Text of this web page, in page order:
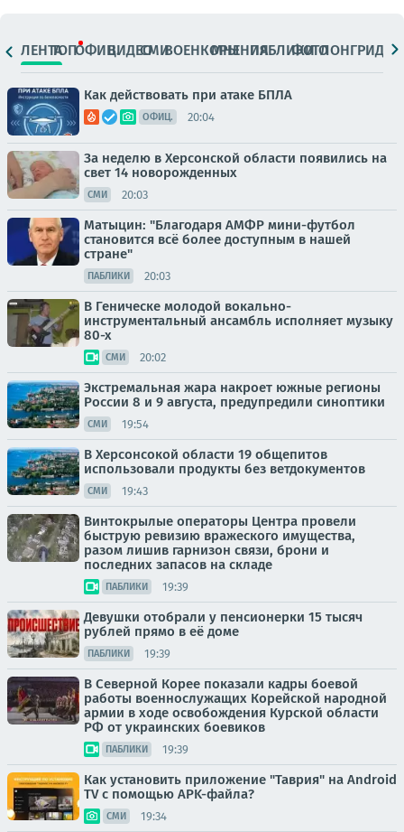
ЛЕНТАТОПОФИЦ.ВИДЕОСМИВОЕНКОРЫМНЕНИЯПАБЛИКИ
ФОТОЛОНГРИДЫ
Как действовать при атаке БПЛА
ОФИЦ. 20:04
За неделю в Херсонской области появились на
свет 14 новорожденных
СМИ 20:03
Матыцин: "Благодаря АМФР мини-футбол
становится всё более доступным в нашей
стране"
ПАБЛИКИ 20:03
В Геническе молодой вокально-
инструментальный ансамбль исполняет музыку
80-х
СМИ 20:02
Экстремальная жара накроет южные регионы
России 8 и 9 августа, предупредили синоптики
СМИ 19:54
В Херсонсокой области 19 общепитов
использовали продукты без ветдокументов
СМИ 19:43
Винтокрылые операторы Центра провели
быструю ревизию вражеского имущества,
разом лишив гарнизон связи, брони и
последних запасов на складе
ПАБЛИКИ 19:39
Девушки отобрали у пенсионерки 15 тысяч
рублей прямо в её доме
ПАБЛИКИ 19:39
В Северной Корее показали кадры боевой
работы военнослужащих Корейской народной
армии в ходе освобождения Курской области
РФ от украинских боевиков
ПАБЛИКИ 19:39
Как установить приложение "Таврия" на Android
TV с помощью APK-файла?
СМИ 19:34